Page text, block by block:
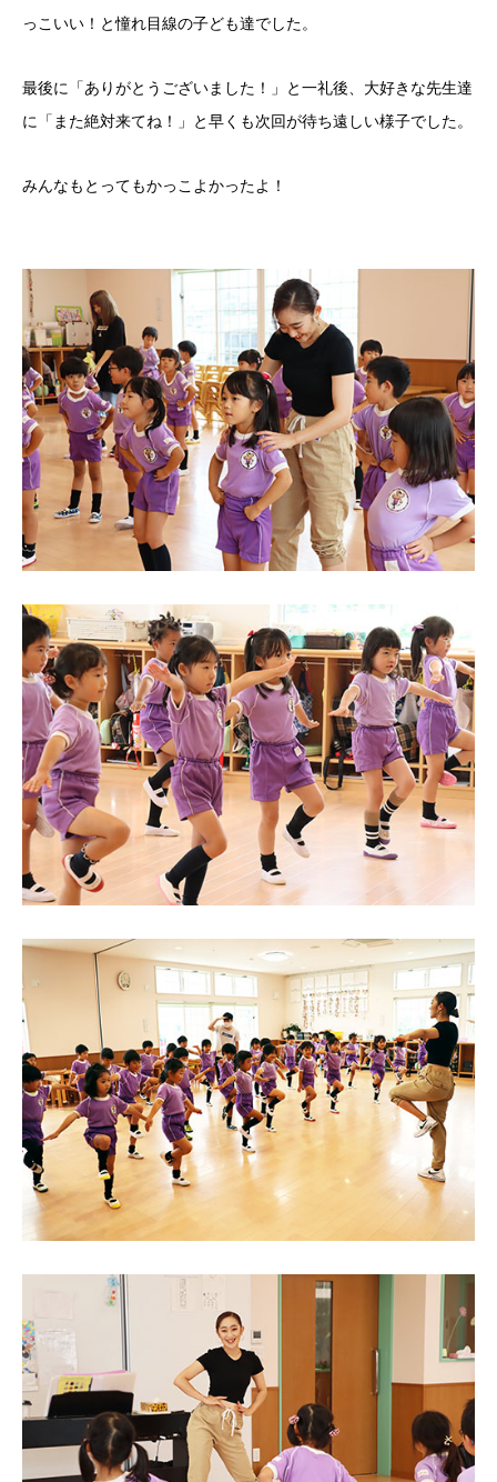
っこいい！と憧れ目線の子ども達でした。
最後に「ありがとうございました！」と一礼後、大好きな先生達
に「また絶対来てね！」と早くも次回が待ち遠しい様子でした。
みんなもとってもかっこよかったよ！